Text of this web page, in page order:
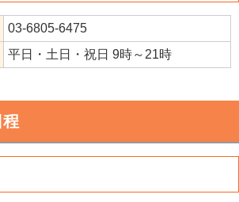
03-6805-6475
平日・土日・祝日 9時～21時
程